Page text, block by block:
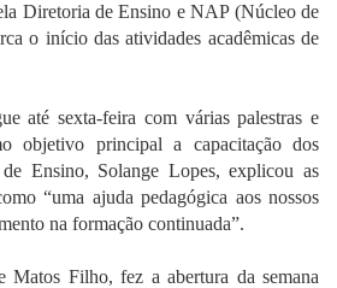
Diretoria de Ensino e NAP (Núcleo de
o início das atividades acadêmicas de
até sexta-feira com várias palestras e
objetivo principal a capacitação dos
Ensino, Solange Lopes, explicou as
“uma ajuda pedagógica aos nossos
na formação continuada”.
Matos Filho, fez a abertura da semana